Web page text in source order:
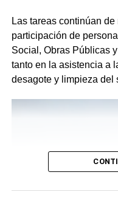
Las tareas continúan
participación de
Social, Obras Públicas
tanto en la asistencia a
desagote y limpieza del